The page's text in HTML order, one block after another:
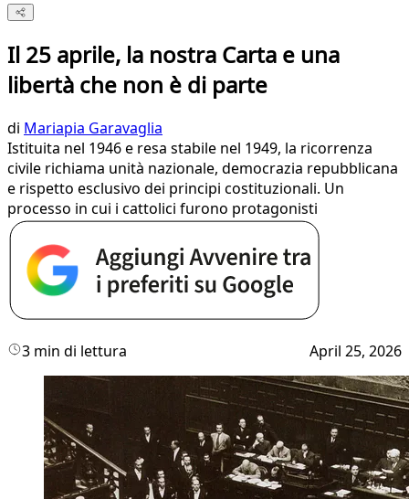
Il 25 aprile, la nostra Carta e una
libertà che non è di parte
di Mariapia Garavaglia
Istituita nel 1946 e resa stabile nel 1949, la ricorrenza
civile richiama unità nazionale, democrazia repubblicana
e rispetto esclusivo dei principi costituzionali. Un
processo in cui i cattolici furono protagonisti
3 min di lettura April 25, 2026